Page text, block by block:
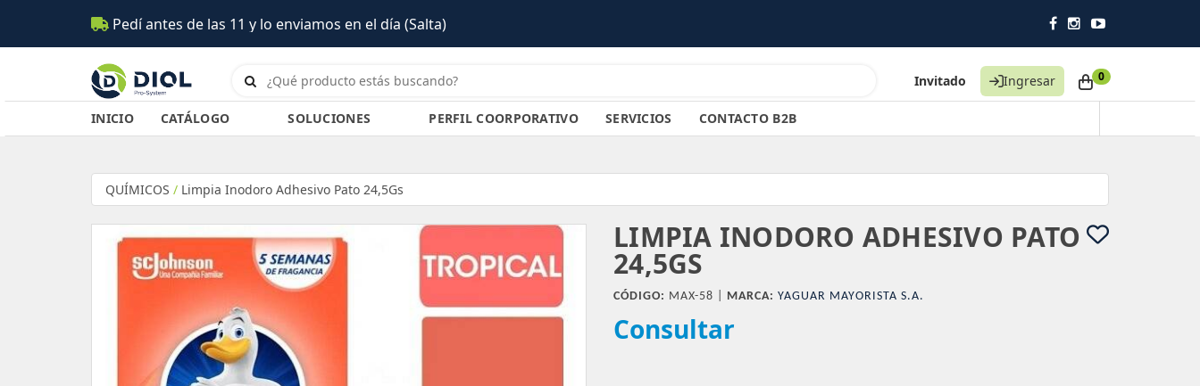
11 y lo enviamos en el día (Salta)
Invitado Ingresar 0
INICIO CATÁLOGO SOLUCIONES PERFIL COORPORATIVO SERVICIOS CONTACTO B2B
QUÍMICOS / Limpia Inodoro Adhesivo Pato 24,5Gs
LIMPIA INODORO ADHESIVO PATO
24,5GS
CÓDIGO: MAX-58 | MARCA: YAGUAR MAYORISTA S.A.
Consultar